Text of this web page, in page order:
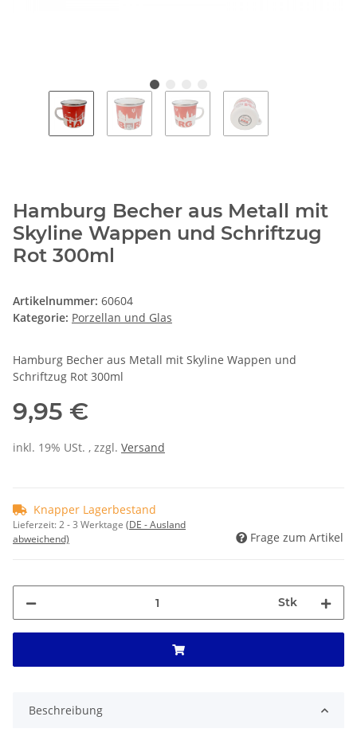
Hamburg Becher aus Metall mit
Skyline Wappen und Schriftzug
Rot 300ml
Artikelnummer: 60604
Kategorie: Porzellan und Glas
Hamburg Becher aus Metall mit Skyline Wappen und
Schriftzug Rot 300ml
9,95 €
inkl. 19% USt. , zzgl. Versand
Knapper Lagerbestand
Lieferzeit:2 - 3 Werktage (DE - Ausland
abweichend)
Frage zum Artikel
Stk
Beschreibung